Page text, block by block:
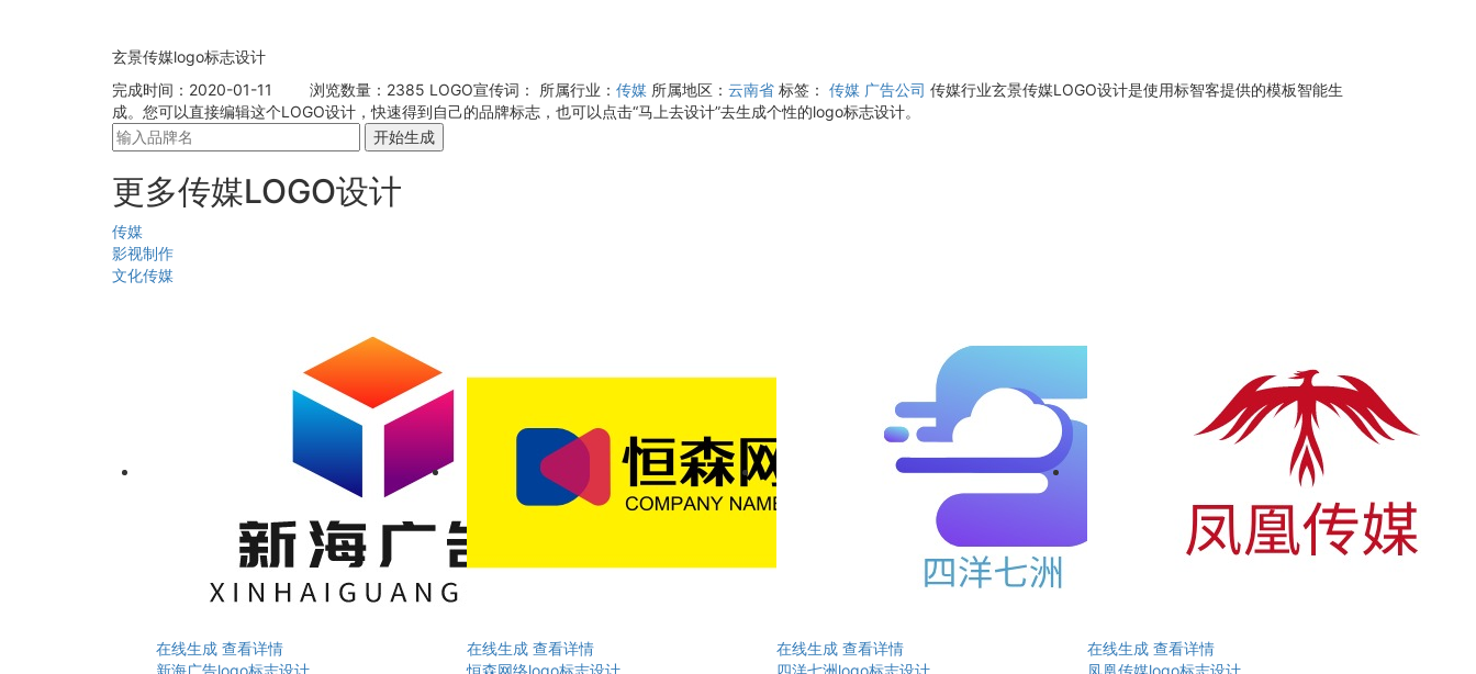
玄景传媒logo标志设计
完成时间：2020-01-11
浏览数量：2385 LOGO宣传词： 所属行业： 传媒 所属地区： 云南省 标签： 传媒 广告公司 传媒行业玄景传媒LOGO设计是使用标智客提供的模板智能生
成。您可以直接编辑这个LOGO设计，快速得到自己的品牌标志，也可以点击“马上去设计”去生成个性的logo标志设计。
开始生成
更多传媒LOGO设计
传媒
影视制作
文化传媒
在线生成 查看详情
在线生成 查看详情
在线生成 查看详情
在线生成 查看详情